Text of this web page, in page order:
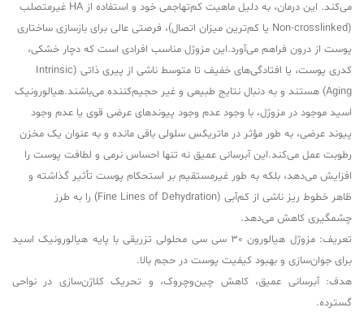
می‌کند. این درمان، به دلیل ماهیت کم‌تهاجمی خود و استفاده از HA غیرمتصلب
(Non-crosslinked یا کم‌ترین میزان اتصال)، فرصتی عالی برای بازسازی ساختاری
پوست از درون فراهم می‌آورد.این مزوژل مناسب افرادی است که دچار خشکی،
کدری پوست، یا افتادگی‌های خفیف تا متوسط ناشی از پیری ذاتی (Intrinsic
Aging) هستند و به دنبال نتایج طبیعی و غیر حجیم‌کننده می‌باشند.هیالورونیک
اسید موجود در مزوژل، با وجود عدم وجود پیوندهای عرضی قوی یا عدم وجود
پیوند عرضی، به طور مؤثر در ماتریکس سلولی باقی مانده و به عنوان یک مخزن
رطوبت عمل می‌کند.این آبرسانی عمیق نه تنها احساس نرمی و لطافت پوست را
افزایش می‌دهد، بلکه به طور غیرمستقیم بر استحکام پوست تأثیر گذاشته و
ظاهر خطوط ریز ناشی از کم‌آبی (Fine Lines of Dehydration) را به طرز
چشمگیری کاهش می‌دهد.
تعریف: مزوژل هیالورون 30 سی سی محلولی تزریقی با پایه هیالورونیک اسید
برای جوان‌سازی و بهبود کیفیت پوست در حجم بالا.
هدف: آبرسانی عمیق، کاهش چین‌وچروک، و تحریک کلاژن‌سازی در نواحی
گسترده.